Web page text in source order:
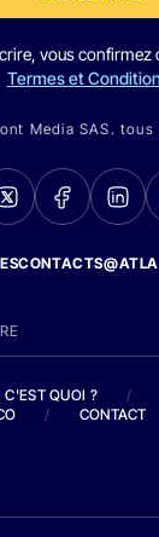
vous confirmez
Termes et
Media SAS.
C'EST QUOI ?
/
/ CONTACT